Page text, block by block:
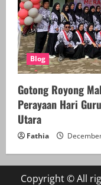
Blog
Gotong Royong
Perayaan Hari
Utara
Fathia
Copyright © All